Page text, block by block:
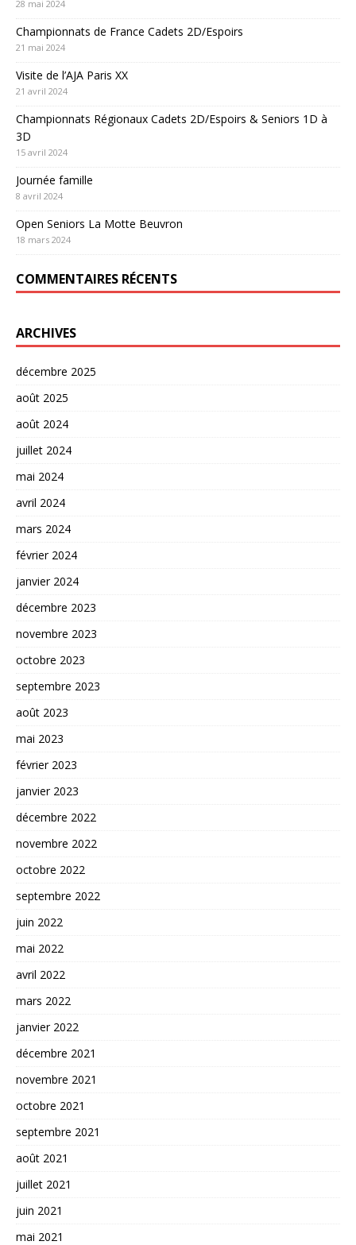
28 mai 2024
Championnats de France Cadets 2D/Espoirs
21 mai 2024
Visite de l’AJA Paris XX
21 avril 2024
Championnats Régionaux Cadets 2D/Espoirs & Seniors 1D à
3D
15 avril 2024
Journée famille
8 avril 2024
Open Seniors La Motte Beuvron
18 mars 2024
COMMENTAIRES RÉCENTS
ARCHIVES
décembre 2025
août 2025
août 2024
juillet 2024
mai 2024
avril 2024
mars 2024
février 2024
janvier 2024
décembre 2023
novembre 2023
octobre 2023
septembre 2023
août 2023
mai 2023
février 2023
janvier 2023
décembre 2022
novembre 2022
octobre 2022
septembre 2022
juin 2022
mai 2022
avril 2022
mars 2022
janvier 2022
décembre 2021
novembre 2021
octobre 2021
septembre 2021
août 2021
juillet 2021
juin 2021
mai 2021